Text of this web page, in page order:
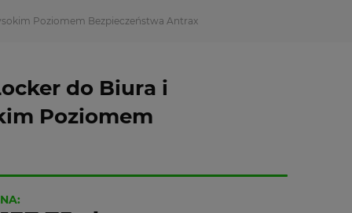
Poziomem Bezpieczeństwa Antrax
do Biura i
Poziomem